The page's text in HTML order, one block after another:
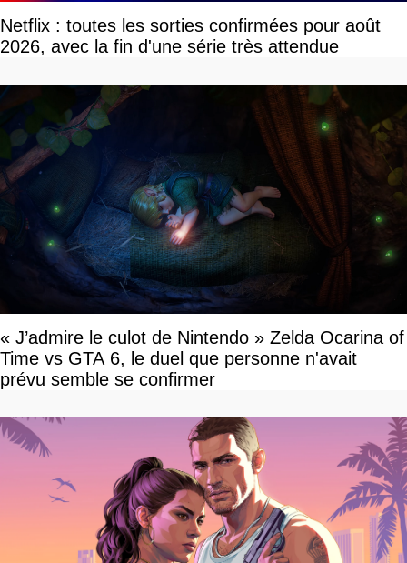
Netflix : toutes les sorties confirmées pour août
2026, avec la fin d'une série très attendue
« J’admire le culot de Nintendo » Zelda Ocarina of
Time vs GTA 6, le duel que personne n'avait
prévu semble se confirmer